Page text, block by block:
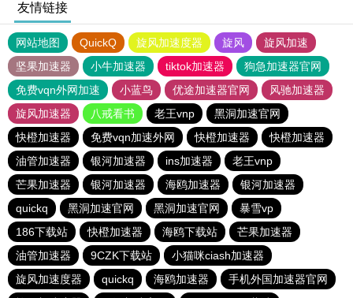
友情链接
网站地图 QuickQ 旋风加速度器 旋风
旋风加速
坚果加速器
小牛加速器 tiktok加速器
狗急加速器官网
免费vqn外网加速
小蓝鸟 优途加速器官网
风驰加速器
旋风加速器
八戒看书 老王vnp
黑洞加速官网
快橙加速器
免费vqn加速外网 快橙加速器
快橙加速器
油管加速器
银河加速器 ins加速器
老王vnp
芒果加速器
银河加速器 海鸥加速器
银河加速器
quickq
黑洞加速官网 黑洞加速官网
暴雪vp
186下载站
快橙加速器 海鸥下载站
芒果加速器
油管加速器
9CZK下载站
小猫咪ciash加速器
旋风加速度器
quickq 海鸥加速器
手机外国加速器官网